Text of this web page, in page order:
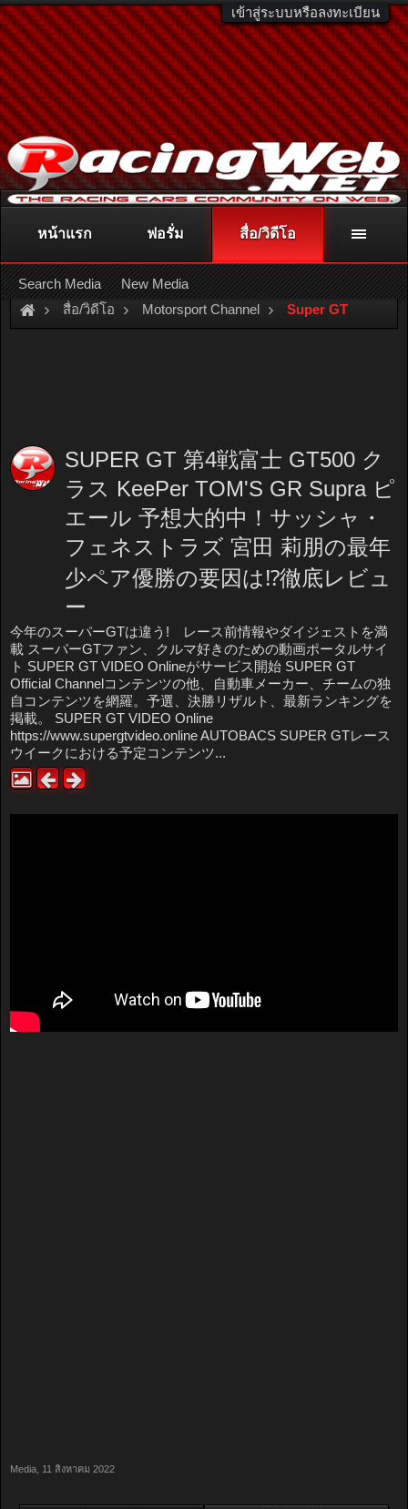
เข้าสู่ระบบหรือลงทะเบียน
ติดต่อลงโฆษณา racingweb@gmail.comหรือโทร. 081-811-1138
หรืออ่านรายละเอียดเพิ่มเติม คลิกที่นี่
สื่อ/วิดีโอ Motorsport Channel Super GT
SUPER GT 第4戦富士 GT500 ク
ラス KeePer TOM'S GR Supra ピ
エール 予想大的中！サッシャ・
フェネストラズ 宮田 莉朋の最年
少ペア優勝の要因は⁉徹底レビュ
ー
今年のスーパーGTは違う! レース前情報やダイジェストを満
載 スーパーGTファン、クルマ好きのための動画ポータルサイ
ト SUPER GT VIDEO Onlineがサービス開始 SUPER GT
Official Channelコンテンツの他、自動車メーカー、チームの独
自コンテンツを網羅。予選、決勝リザルト、最新ランキングを
掲載。 SUPER GT VIDEO Online
https://www.supergtvideo.online AUTOBACS SUPER GTレース
ウイークにおける予定コンテンツ...
Media 11 สิงหาคม 2022
หน้าแรก ฟอรั่ม สื่อ/วิดีโอ
Search Media New Media